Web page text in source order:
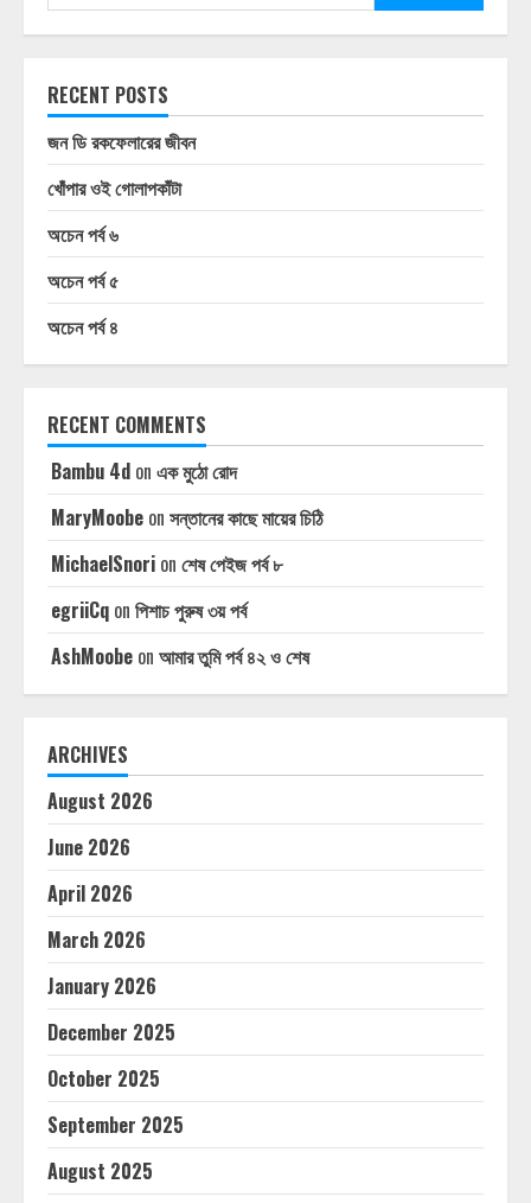
RECENT POSTS
জন ডি রকফেলারের জীবন
খোঁপার ওই গোলাপকাঁটা
অচেন পর্ব ৬
অচেন পর্ব ৫
অচেন পর্ব ৪
RECENT COMMENTS
Bambu 4d on এক মুঠো রোদ
MaryMoobe on সন্তানের কাছে মায়ের চিঠি
MichaelSnori on শেষ পেইজ পর্ব ৮
egriiCq on পিশাচ পুরুষ ৩য় পর্ব
AshMoobe on আমার তুমি পর্ব ৪২ ও শেষ
ARCHIVES
August 2026
June 2026
April 2026
March 2026
January 2026
December 2025
October 2025
September 2025
August 2025